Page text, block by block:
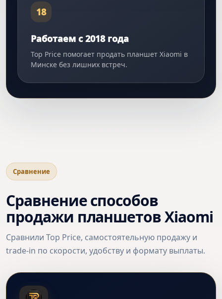
18
Работаем с 2018 года
Top Price помогает продать планшет Xiaomi в
Минске без лишних встреч.
Сравнение
Сравнение способов
продажи планшетов Xiaomi
Сравнили Top Price, самостоятельную продажу и
trade-in по скорости, удобству и формату выплаты.